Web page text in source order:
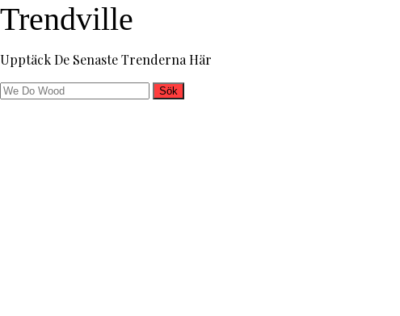
Trendville
Upptäck De Senaste Trenderna Här
Sök